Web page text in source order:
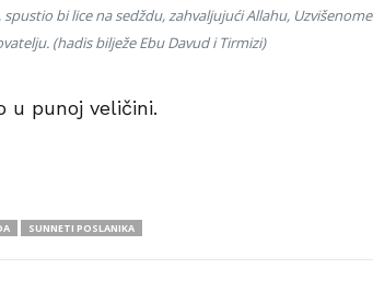
bi lice na sedždu, zahvaljujući Allahu, Uzvišenome
(hadis bilježe Ebu Davud i Tirmizi)
u punoj veličini.
SUNNETI POSLANIKA